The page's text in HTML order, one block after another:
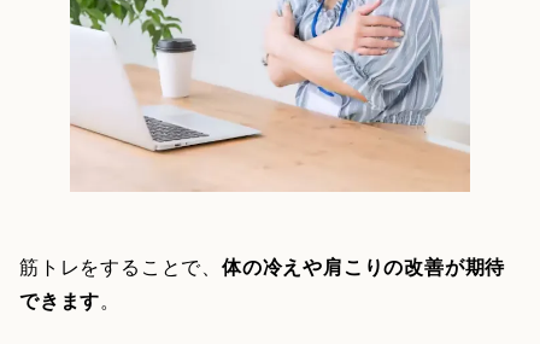
筋トレをすることで、 体の冷えや肩こりの改善が期待
できます。